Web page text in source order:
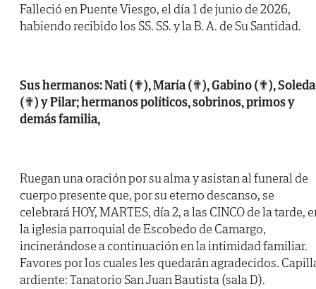
Falleció en Puente Viesgo, el día 1 de junio de 2026,
habiendo recibido los SS. SS. y la B. A. de Su Santidad.
Sus hermanos: Nati (✟), María (✟), Gabino (✟),
(✟) y Pilar; hermanos políticos, sobrinos, primos y
demás familia,
Ruegan una oración por su alma y asistan al funeral de
cuerpo presente que, por su eterno descanso, se
celebrará HOY, MARTES, día 2, a las CINCO de la tarde,
la iglesia parroquial de Escobedo de Camargo,
incinerándose a continuación en la intimidad familiar.
Favores por los cuales les quedarán agradecidos.
ardiente: Tanatorio San Juan Bautista (sala D).